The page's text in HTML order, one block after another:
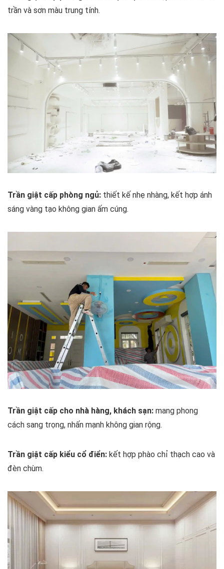
trần và sơn màu trung tính.
Trần giật cấp phòng ngủ: thiết kế nhẹ nhàng, kết hợp ánh
sáng vàng tạo không gian ấm cúng.
Trần giật cấp cho nhà hàng, khách sạn: mang phong
cách sang trọng, nhấn mạnh không gian rộng.
Trần giật cấp kiểu cổ điển: kết hợp phào chỉ thạch cao và
đèn chùm.